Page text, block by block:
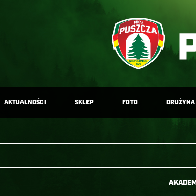
AKTUALNOŚCI SKLEP FOTO DRUŻYNA